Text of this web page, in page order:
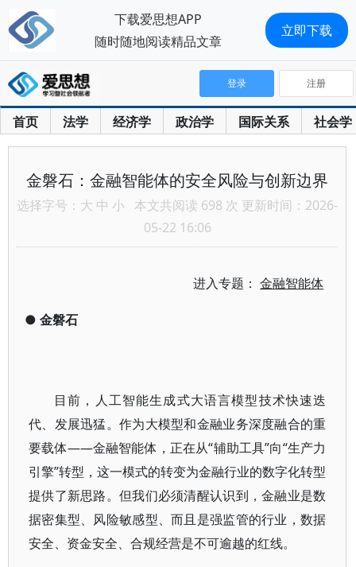
首页 法学 经济学 政治学 国际关系 社会学
登录 注册
金磐石：金融智能体的安全风险与创新边界
选择字号： 大 中 小 本文共阅读 698 次 更新时间：2026-
05-22 16:06
进入专题：金融智能体
● 金磐石
目前，人工智能生成式大语言模型技术快速迭
代、发展迅猛。作为大模型和金融业务深度融合的重
要载体——金融智能体，正在从“辅助工具”向“生产力
引擎”转型，这一模式的转变为金融行业的数字化转型
提供了新思路。但我们必须清醒认识到，金融业是数
据密集型、风险敏感型、而且是强监管的行业，数据
安全、资金安全、合规经营是不可逾越的红线。
下载爱思想APP
随时随地阅读精品文章
立即下载